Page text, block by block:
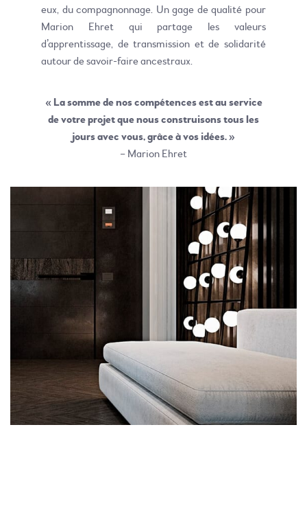
eux, du compagnonnage. Un gage de qualité pour
Marion Ehret qui partage les valeurs
d’apprentissage, de transmission et de solidarité
autour de savoir-faire ancestraux.
« La somme de nos compétences est au service
de votre projet que nous construisons tous les
jours avec vous, grâce à vos idées. »
– Marion Ehret